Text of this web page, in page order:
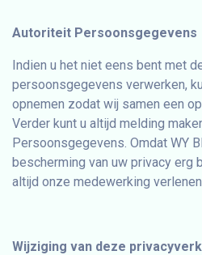
Autoriteit Persoonsgegevens
Indien u het niet eens bent met
persoonsgegevens verwerken,
opnemen zodat wij samen een
Verder kunt u altijd melding
Persoonsgegevens. Omdat WY
bescherming van uw privacy erg
altijd onze medewerking
Wijziging van deze